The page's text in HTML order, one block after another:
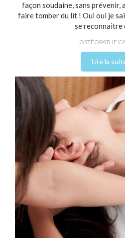
façon soudaine, sans prévenir,
faire tomber du lit ! Oui oui je
se reconnaitre
OSTÉOPATHE
Lire la